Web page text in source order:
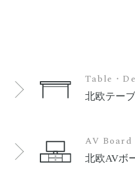
Table・
北欧テー
AV Board
北欧AVボ